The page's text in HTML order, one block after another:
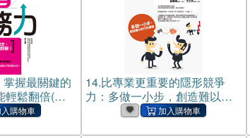
握最關鍵的
輕鬆翻倍(電
14.比專業更重要的隱形競爭
力：多做一小步，創造難以取
代的價值(電子書)